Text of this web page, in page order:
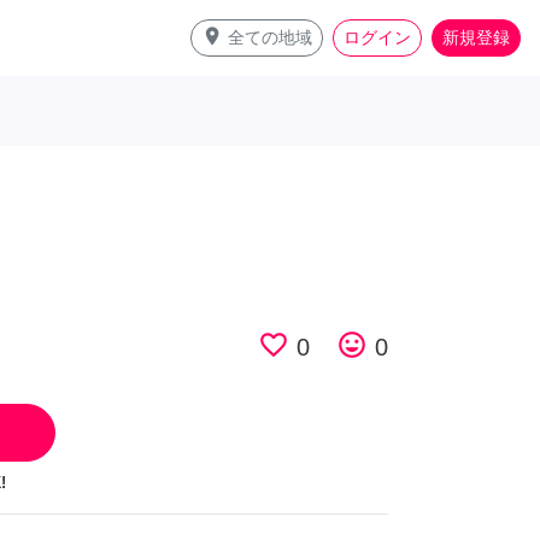
place 全ての地域 ログイン 新規登録
favorite_border 0 tag_faces 0